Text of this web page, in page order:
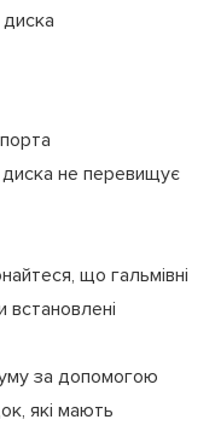
не перевищує
що гальмівні
за допомогою
які мають